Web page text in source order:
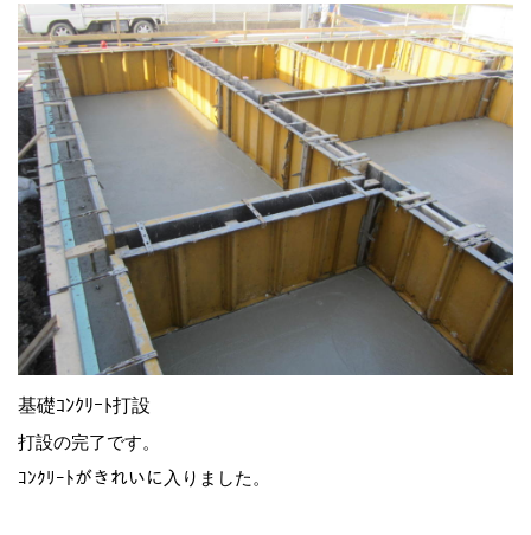
基礎ｺﾝｸﾘｰﾄ打設
打設の完了です。
ｺﾝｸﾘｰﾄがきれいに入りました。